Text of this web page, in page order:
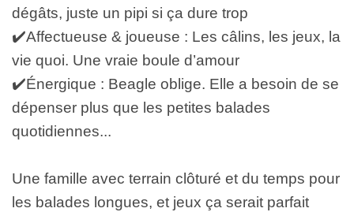
dégâts, juste un pipi si ça dure trop
✔️Affectueuse & joueuse : Les câlins, les jeux, la
vie quoi. Une vraie boule d’amour
✔️Énergique : Beagle oblige. Elle a besoin de se
dépenser plus que les petites balades
quotidiennes...
Une famille avec terrain clôturé et du temps pour
les balades longues, et jeux ça serait parfait